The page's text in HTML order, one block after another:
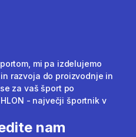
mi pa izdelujemo
razvoja do proizvodnje in
za vaš šport po
- največji športnik v
nam